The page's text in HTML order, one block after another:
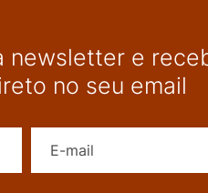
newsletter e
no seu email